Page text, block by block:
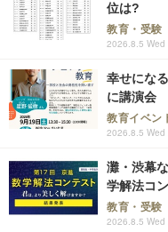
位は?
教育・受験
2026.8.5 Wed
幸せにな
に講演会
教育イベン
2026.8.5 Wed
灘・渋幕
学解法コ
教育・受験
2026.8.5 Wed